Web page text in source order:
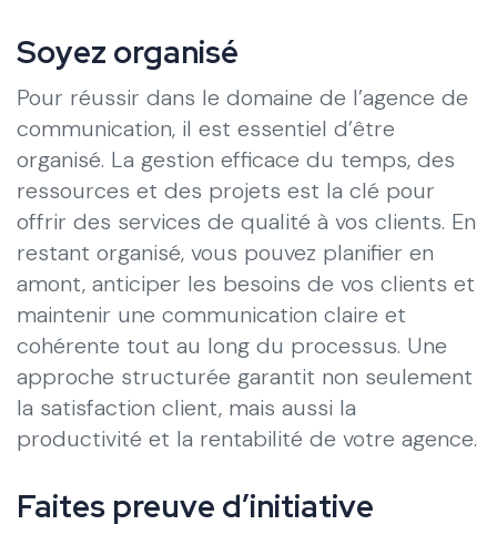
Soyez organisé
Pour réussir dans le domaine de l’agence de
communication, il est essentiel d’être
organisé. La gestion efficace du temps, des
ressources et des projets est la clé pour
offrir des services de qualité à vos clients. En
restant organisé, vous pouvez planifier en
amont, anticiper les besoins de vos clients et
maintenir une communication claire et
cohérente tout au long du processus. Une
approche structurée garantit non seulement
la satisfaction client, mais aussi la
productivité et la rentabilité de votre agence.
Faites preuve d’initiative